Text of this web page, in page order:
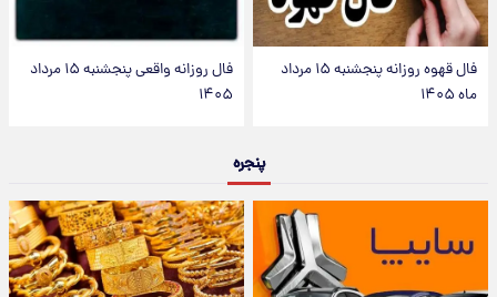
فال قهوه روزانه پنجشنبه ۱۵ مرداد
ماه ۱۴۰۵
فال روزانه واقعی پنجشنبه ۱۵ مرداد
۱۴۰۵
پنجره